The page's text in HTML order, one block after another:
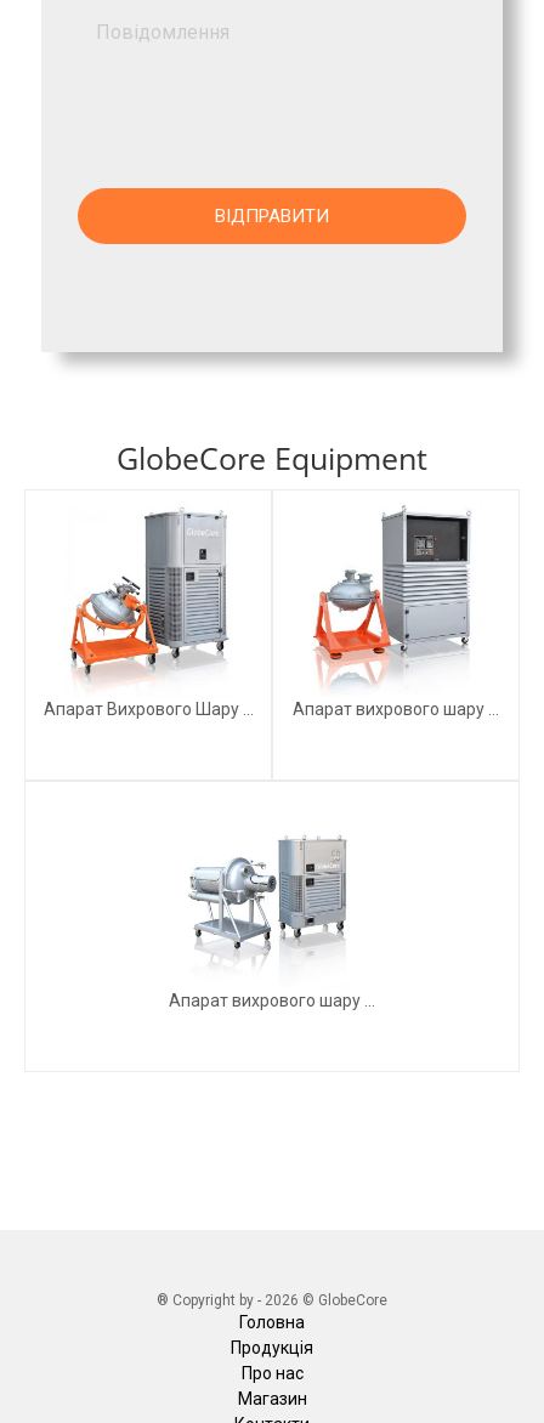
GlobeCore Equipment
Апарат Вихрового Шару ... Апарат вихрового шару ...
Апарат вихрового шару ...
Головна
Продукція
Про нас
Магазин
® Copyright by - 2026 © GlobeCore